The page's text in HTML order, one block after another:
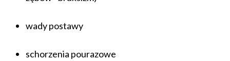
wady postawy
schorzenia pourazowe